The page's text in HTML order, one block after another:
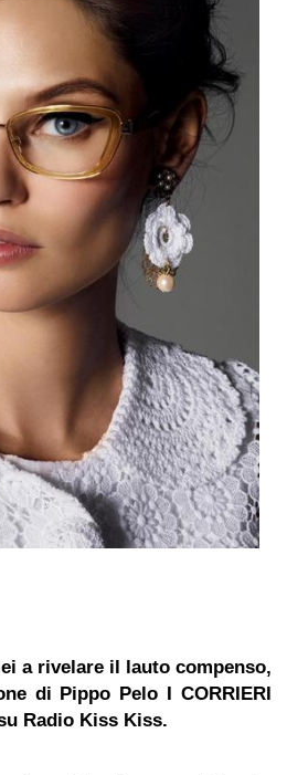
a rivelare il lauto compenso,
di Pippo Pelo I CORRIERI
Radio Kiss Kiss.